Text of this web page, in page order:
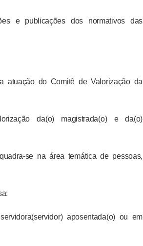
e publicações dos normativos das
atuação do Comitê de Valorização da
da(o) magistrada(o) e da(o)
se na área temática de pessoas,
aposentada(o) ou em